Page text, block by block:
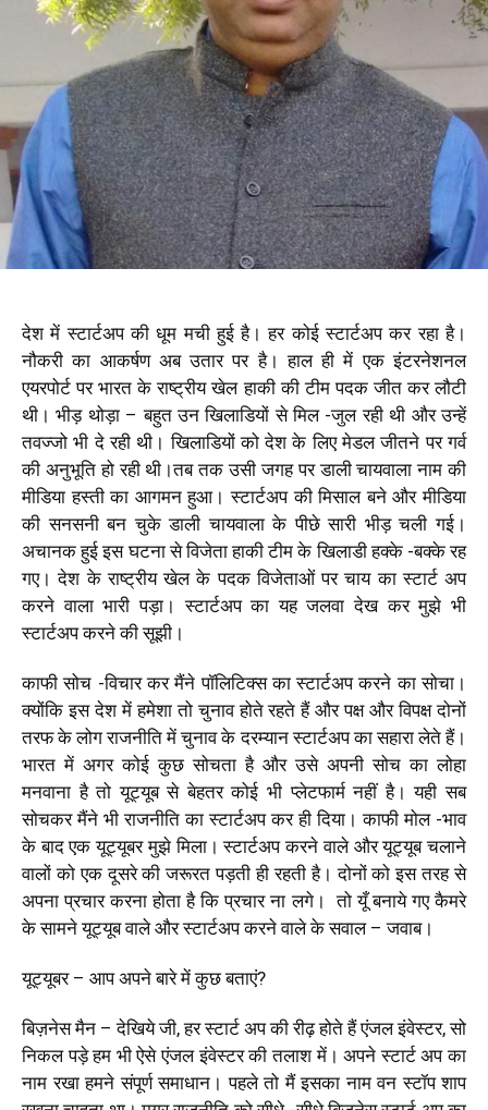
देश में स्टार्टअप की धूम मची हुई है। हर कोई स्टार्टअप कर रहा है।
नौकरी का आकर्षण अब उतार पर है। हाल ही में एक इंटरनेशनल
एयरपोर्ट पर भारत के राष्ट्रीय खेल हाकी की टीम पदक जीत कर लौटी
थी। भीड़ थोड़ा – बहुत उन खिलाडियों से मिल -जुल रही थी और उन्हें
तवज्जो भी दे रही थी। खिलाडियों को देश के लिए मेडल जीतने पर गर्व
की अनुभूति हो रही थी।तब तक उसी जगह पर डाली चायवाला नाम की
मीडिया हस्ती का आगमन हुआ। स्टार्टअप की मिसाल बने और मीडिया
की सनसनी बन चुके डाली चायवाला के पीछे सारी भीड़ चली गई।
अचानक हुई इस घटना से विजेता हाकी टीम के खिलाडी हक्के -बक्के रह
गए। देश के राष्ट्रीय खेल के पदक विजेताओं पर चाय का स्टार्ट अप
करने वाला भारी पड़ा। स्टार्टअप का यह जलवा देख कर मुझे भी
स्टार्टअप करने की सूझी।
काफी सोच -विचार कर मैंने पॉलिटिक्स का स्टार्टअप करने का सोचा।
क्योंकि इस देश में हमेशा तो चुनाव होते रहते हैं और पक्ष और विपक्ष दोनों
तरफ के लोग राजनीति में चुनाव के दरम्यान स्टार्टअप का सहारा लेते हैं।
भारत में अगर कोई कुछ सोचता है और उसे अपनी सोच का लोहा
मनवाना है तो यूट्यूब से बेहतर कोई भी प्लेटफार्म नहीं है। यही सब
सोचकर मैंने भी राजनीति का स्टार्टअप कर ही दिया। काफी मोल -भाव
के बाद एक यूट्यूबर मुझे मिला। स्टार्टअप करने वाले और यूट्यूब चलाने
वालों को एक दूसरे की जरूरत पड़ती ही रहती है। दोनों को इस तरह से
अपना प्रचार करना होता है कि प्रचार ना लगे। तो यूँ बनाये गए कैमरे
के सामने यूट्यूब वाले और स्टार्टअप करने वाले के सवाल – जवाब।
यूट्यूबर – आप अपने बारे में कुछ बताएं?
बिज़नेस मैन – देखिये जी, हर स्टार्ट अप की रीढ़ होते हैं एंजल इंवेस्टर, सो
निकल पड़े हम भी ऐसे एंजल इंवेस्टर की तलाश में। अपने स्टार्ट अप का
नाम रखा हमने संपूर्ण समाधान। पहले तो मैं इसका नाम वन स्टॉप शाप